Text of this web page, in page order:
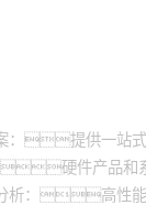
提供一站式
硬件产品
：高性能